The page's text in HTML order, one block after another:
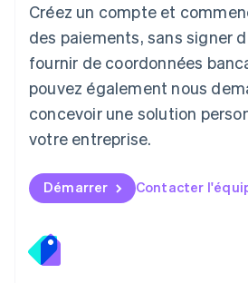
Créez un compte et
des paiements, sans signer
fournir de coordonnées
pouvez également nous
concevoir une solution
votre entreprise.
Démarrer Contacter
Luxembourg
FrançaisDeutsch English
Malaisie
English 简体中文
Malte
English
EspañolEnglish
English
Nouvelle-Zélande
Pays-Bas
Nederlands